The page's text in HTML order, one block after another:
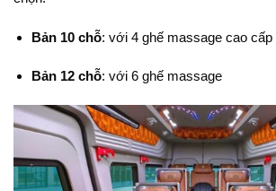
Bản 10 chỗ: với 4 ghế massage cao cấp
Bản 12 chỗ: với 6 ghế massage